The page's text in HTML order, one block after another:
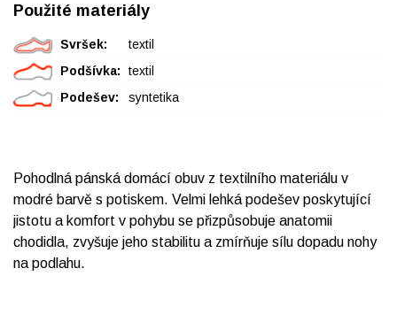
Použité materiály
Svršek:
textil
Podšívka:
textil
Podešev:
syntetika
Pohodlná pánská domácí obuv z textilního materiálu v
modré barvě s potiskem. Velmi lehká podešev poskytující
jistotu a komfort v pohybu se přizpůsobuje anatomii
chodidla, zvyšuje jeho stabilitu a zmírňuje sílu dopadu nohy
na podlahu.